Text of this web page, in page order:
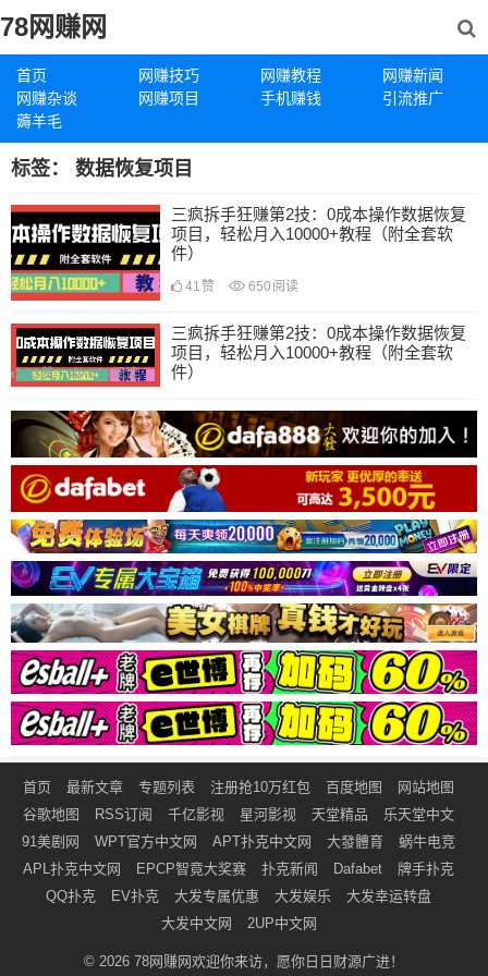
78网赚网
首页 网赚技巧 网赚教程
网赚新闻
网赚杂谈
网赚项目 手机赚钱
引流推广
薅羊毛
标签： 数据恢复项目
三疯拆手狂赚第2技：0成本操作数据恢复
项目，轻松月入10000+教程（附全套软
件）
41 赞 650 阅读
三疯拆手狂赚第2技：0成本操作数据恢复
项目，轻松月入10000+教程（附全套软
件）
33赞 673阅读
首页 最新文章 专题列表 注册抢10万红包 百度地图
网站地图
谷歌地图
RSS订阅 千亿影视 星河影视 天堂精品
乐天堂中文
91美剧网
WPT官方中文网 APT扑克中文网 大發體育
蜗牛电竞
APL扑克中文网
EPCP智竟大奖赛 扑克新闻 Dafabet
牌手扑克
QQ扑克
EV扑克 大发专属优惠 大发娱乐
大发幸运转盘
大发中文网
2UP中文网
© 2026 78网赚网欢迎你来访，愿你日日财源广进！